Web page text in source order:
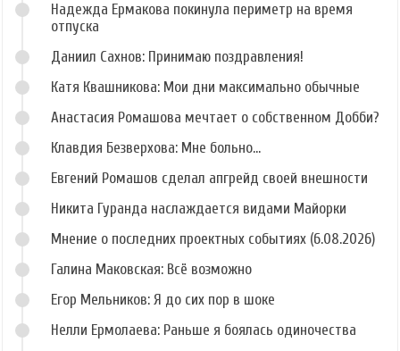
Надежда Ермакова покинула периметр на время
отпуска
Даниил Сахнов: Принимаю поздравления!
Катя Квашникова: Мои дни максимально обычные
Анастасия Ромашова мечтает о собственном Добби?
Клавдия Безверхова: Мне больно...
Евгений Ромашов сделал апгрейд своей внешности
Никита Гуранда наслаждается видами Майорки
Мнение о последних проектных событиях (6.08.2026)
Галина Маковская: Всё возможно
Егор Мельников: Я до сих пор в шоке
Нелли Ермолаева: Раньше я боялась одиночества